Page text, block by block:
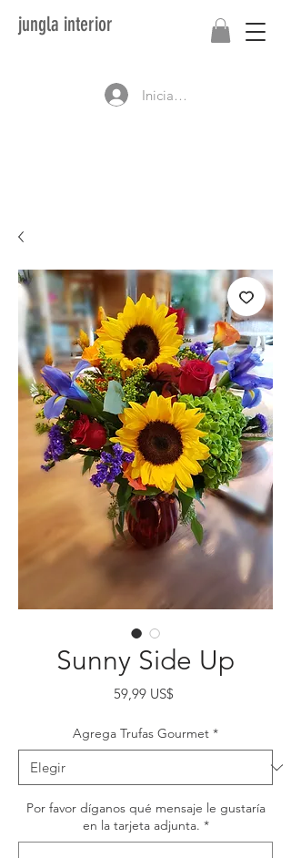
jungla interior
Iniciar sesión
Sunny Side Up
59,99 US$Precio
Agrega Trufas Gourmet *
Por favor díganos qué mensaje le gustaría
en la tarjeta adjunta. *